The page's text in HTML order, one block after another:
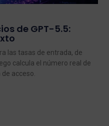
de GPT-5.5:
las tasas de entrada, de
calcula el número real de
acceso.